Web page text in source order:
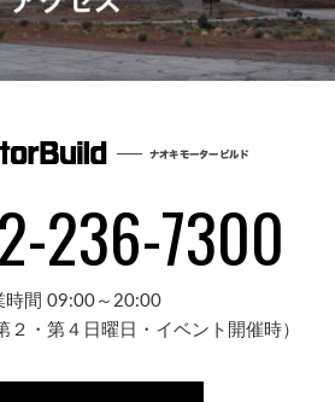
236-7300
時間 09:00～20:00
２・第４日曜日・イベント開催時）